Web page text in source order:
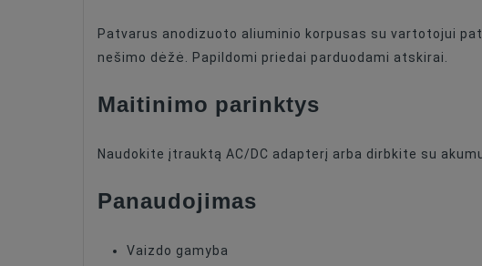
Patvarus anodizuoto aliuminio korpusas su vartotojui
nešimo dėžė. Papildomi priedai parduodami atskirai.
Maitinimo parinktys
Naudokite įtrauktą AC/DC adapterį arba dirbkite su
Panaudojimas
Vaizdo gamyba